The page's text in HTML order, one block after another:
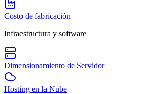
Costo de fabricación
Infraestructura y software
Dimensionamiento de Servidor
Hosting en la Nube